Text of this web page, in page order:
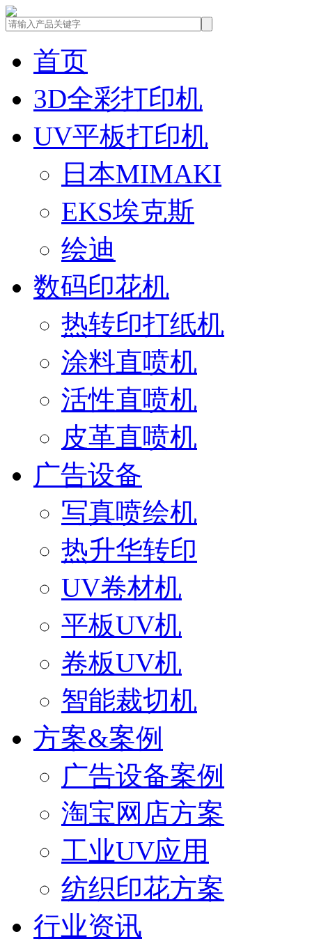
首页
3D全彩打印机
UV平板打印机
日本MIMAKI
EKS埃克斯
绘迪
数码印花机
热转印打纸机
涂料直喷机
活性直喷机
皮革直喷机
广告设备
写真喷绘机
热升华转印
UV卷材机
平板UV机
卷板UV机
智能裁切机
方案&案例
广告设备案例
淘宝网店方案
工业UV应用
纺织印花方案
行业资讯